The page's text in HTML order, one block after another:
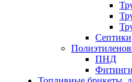
Септики
ПНД
Фитинги